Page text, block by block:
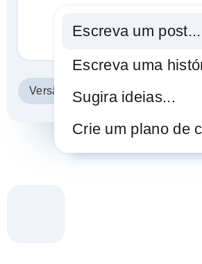
Escreva um post...
Escreva uma
Sugira ideias...
Crie um plano de
Versão do post